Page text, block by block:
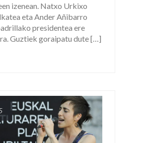
izenean. Natxo Urkixo
eta Ander Añibarro
presidentea ere
Guztiek goraipatu dute […]